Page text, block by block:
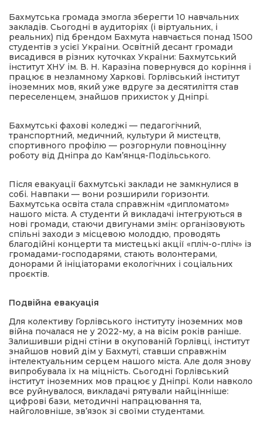
Бахмутська громада змогла зберегти 10 навчальних
закладів. Сьогодні в аудиторіях (і віртуальних, і
реальних) під брендом Бахмута навчається понад 1500
студентів з усієї України. Освітній десант громади
висадився в різних куточках України: Бахмутський
інститут ХНУ ім. В. Н. Каразіна повернувся до коріння і
працює в незламному Харкові. Горлівський інститут
іноземних мов, який уже вдруге за десятиліття став
переселенцем, знайшов прихисток у Дніпрі.
Бахмутські фахові коледжі — педагогічний,
транспортний, медичний, культури й мистецтв,
спортивного профілю — розгорнули повноцінну
роботу від Дніпра до Кам’янця-Подільського.
Після евакуації бахмутські заклади не замкнулися в
собі. Навпаки — вони розширили горизонти.
Бахмутська освіта стала справжнім «дипломатом»
нашого міста. А студенти й викладачі інтегруються в
нові громади, стаючи двигунами змін: організовують
спільні заходи з місцевою молоддю, проводять
благодійні концерти та мистецькі акції «пліч-о-пліч» із
громадами-господарями, стають волонтерами,
донорами й ініціаторами екологічних і соціальних
проєктів.
Подвійна евакуація
Для колективу Горлівського інституту іноземних мов
війна почалася не у 2022-му, а на вісім років раніше.
Залишивши рідні стіни в окупованій Горлівці, інститут
знайшов новий дім у Бахмуті, ставши справжнім
інтелектуальним серцем нашого міста. Але доля знову
випробувала їх на міцність. Сьогодні Горлівський
інститут іноземних мов працює у Дніпрі. Коли навколо
все руйнувалося, викладачі рятували найцінніше:
цифрові бази, методичні напрацювання та,
найголовніше, зв’язок зі своїми студентами.